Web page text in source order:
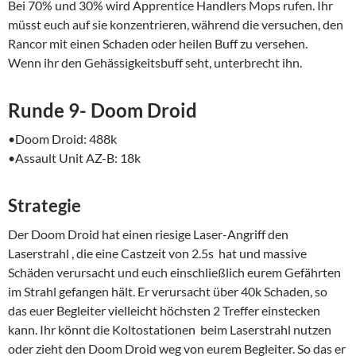
Bei 70% und 30% wird Apprentice Handlers Mops rufen. Ihr
müsst euch auf sie konzentrieren, während die versuchen, den
Rancor mit einen Schaden oder heilen Buff zu versehen.
Wenn ihr den Gehässigkeitsbuff seht, unterbrecht ihn.
Runde 9- Doom Droid
•Doom Droid: 488k
•Assault Unit AZ-B: 18k
Strategie
Der Doom Droid hat einen riesige Laser-Angriff den
Laserstrahl , die eine Castzeit von 2.5s hat und massive
Schäden verursacht und euch einschließlich eurem Gefährten
im Strahl gefangen hält. Er verursacht über 40k Schaden, so
das euer Begleiter vielleicht höchsten 2 Treffer einstecken
kann. Ihr könnt die Koltostationen beim Laserstrahl nutzen
oder zieht den Doom Droid weg von eurem Begleiter. So das er